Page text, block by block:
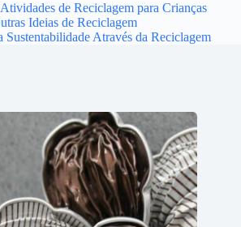
de Reciclagem para Crianças
Ideias de Reciclagem
Sustentabilidade Através da Reciclagem